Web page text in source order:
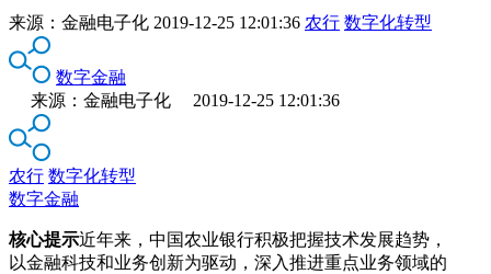
来源： 金融电子化 2019-12-25 12:01:36 农行 数字化转型
数字金融
来源：金融电子化 2019-12-25 12:01:36
农行 数字化转型
数字金融
核心提示近年来，中国农业银行积极把握技术发展趋势，
以金融科技和业务创新为驱动，深入推进重点业务领域的